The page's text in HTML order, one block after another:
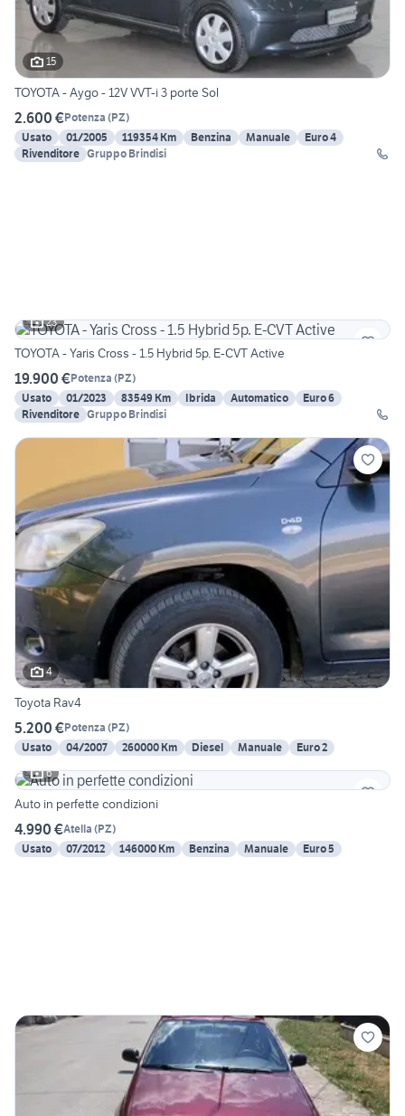
15
TOYOTA - Aygo - 12V VVT-i 3 porte Sol
2.600 €Potenza (PZ)
Usato
01/2005 119354 Km Benzina Manuale
Euro 4
Rivenditore Gruppo Brindisi
23
TOYOTA - Yaris Cross - 1.5 Hybrid 5p. E-CVT Active
19.900 €Potenza (PZ)
Usato
01/2023 83549 Km Ibrida Automatico
Euro 6
Rivenditore Gruppo Brindisi
4
Toyota Rav4
5.200 €Potenza (PZ)
Usato
04/2007 260000 Km Diesel Manuale
Euro 2
6
Auto in perfette condizioni
4.990 €Atella (PZ)
Usato
07/2012 146000 Km Benzina Manuale Euro 5